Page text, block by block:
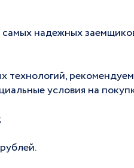
надежных
технологий,
условия на